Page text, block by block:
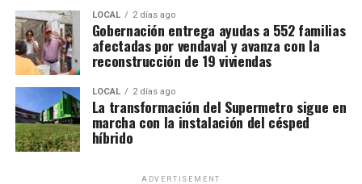
LOCAL 2 días ago
Gobernación entrega ayudas a 552 familias
afectadas por vendaval y avanza con la
reconstrucción de 19 viviendas
LOCAL 2 días ago
La transformación del Supermetro sigue en
marcha con la instalación del césped
híbrido
ADVERTISEMENT